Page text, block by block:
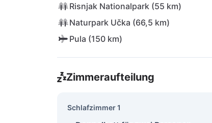
Risnjak Nationalpark (55 km)
Naturpark Učka (66,5 km)
Pula (150 km)
Zimmeraufteilung
Schlafzimmer 1